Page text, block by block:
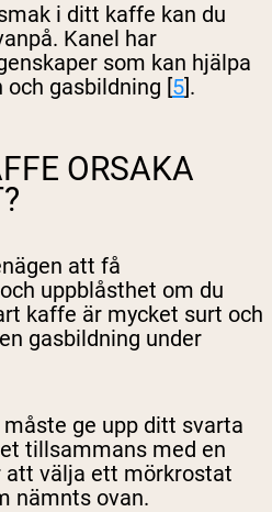
i ditt kaffe kan du
Kanel har
som kan hjälpa
gasbildning [5].
ORSAKA
att få
uppblåsthet om du
kaffe är mycket surt och
gasbildning under
ge upp ditt svarta
tillsammans med en
att välja ett mörkrostat
nämnts ovan.